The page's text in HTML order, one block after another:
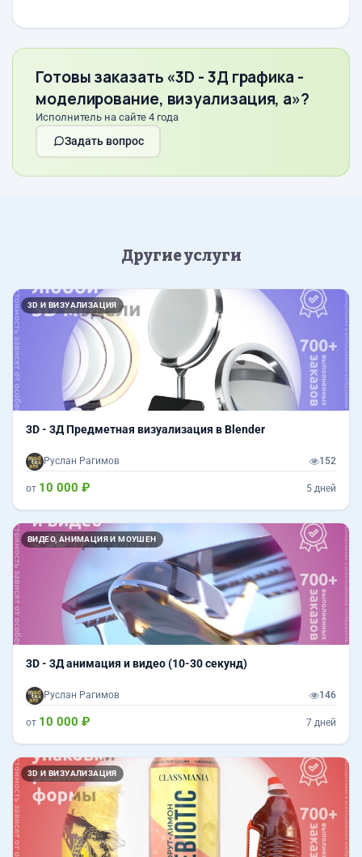
Готовы заказать «3D - 3Д графика -
моделирование, визуализация, а»?
Исполнитель на сайте 4 года
Задать вопрос
Другие услуги
3D И ВИЗУАЛИЗАЦИЯ
3D - 3Д Предметная визуализация в Blender
Руслан Рагимов 152
от 10 000 ₽ 5 дней
ВИДЕО, АНИМАЦИЯ И МОУШЕН
3D - 3Д анимация и видео (10-30 секунд)
Руслан Рагимов 146
от 10 000 ₽ 7 дней
3D И ВИЗУАЛИЗАЦИЯ